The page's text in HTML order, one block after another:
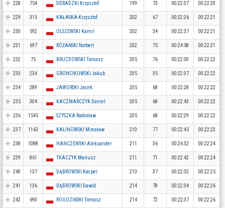
228 754 SIERADZKI Krzysztof 199 73 00:22:37 00:22:20
229 315 KAŁASKA Krzysztof 202 67 00:22:26 00:22:21
230 592 OLSZEWSKI Kamil 202 34 00:22:37 00:22:21
231 697 RÓŻAŃSKI Norbert 202 75 00:24:58 00:22:21
232 75 BRUZDOWSKI Tomasz 205 76 00:22:30 00:22:22
233 234 GRONCIKOWSKI Jakub 205 35 00:22:37 00:22:22
234 289 JAWORSKI Jacek 205 68 00:22:28 00:22:22
235 304 KACZMARCZYK Daniel 205 68 00:22:43 00:22:22
236 1545 SZYSZKA Radosław 205 68 00:22:29 00:22:22
237 1163 KALINOWSKI Mirosław 210 77 00:22:45 00:22:23
238 1088 HANCZEWSKI Aleksander 211 36 00:26:32 00:22:24
239 861 TKACZYK Mariusz 211 71 00:22:42 00:22:24
240 137 DĄBROWSKI Kacper 213 37 00:22:32 00:22:25
241 136 DĄBROWSKI Dawid 214 78 00:22:34 00:22:26
242 690 ROGOZIŃSKI Tomasz 214 72 00:22:37 00:22:26